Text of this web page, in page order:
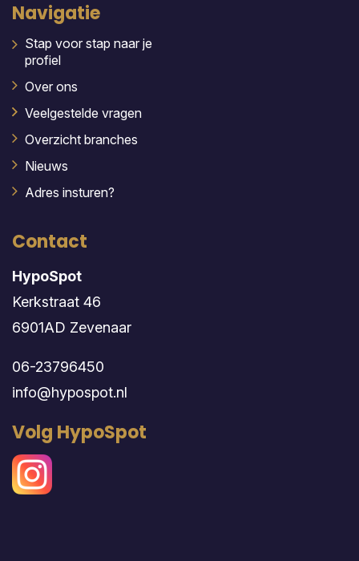
Navigatie
Stap voor stap naar je
profiel
Over ons
Veelgestelde vragen
Overzicht branches
Nieuws
Adres insturen?
Contact
HypoSpot
Kerkstraat 46
6901AD Zevenaar
06-23796450
info@hypospot.nl
Volg HypoSpot